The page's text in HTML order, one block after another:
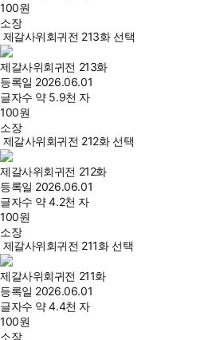
100원
소장
제갈사위회귀전 213화 선택
제갈사위회귀전 213화
등록일 2026.06.01
글자수 약 5.9천 자
100원
소장
제갈사위회귀전 212화 선택
제갈사위회귀전 212화
등록일 2026.06.01
글자수 약 4.2천 자
100원
소장
제갈사위회귀전 211화 선택
제갈사위회귀전 211화
등록일 2026.06.01
글자수 약 4.4천 자
100원
소장